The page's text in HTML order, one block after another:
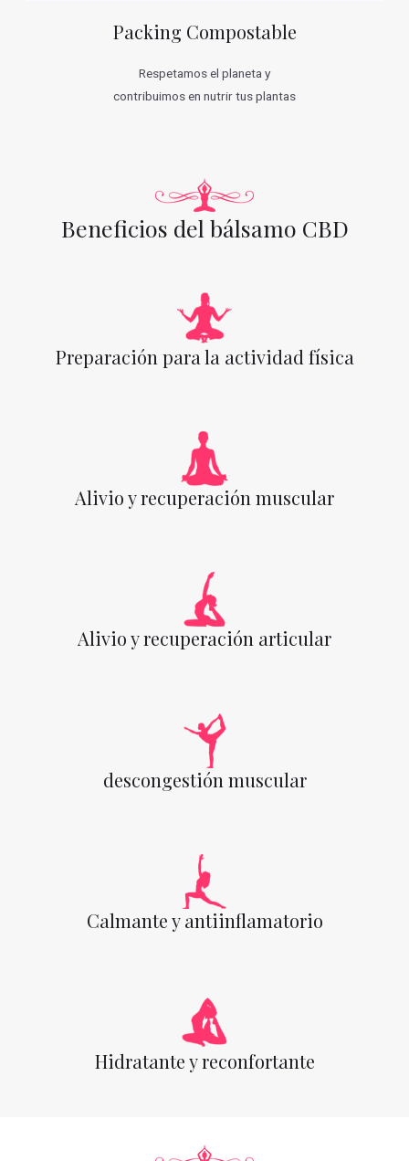
Packing Compostable
Respetamos el planeta y
contribuimos en nutrir tus plantas
Beneficios del bálsamo CBD
Preparación para la actividad física
Alivio y recuperación muscular
Alivio y recuperación articular
descongestión muscular
Calmante y antiinflamatorio
Hidratante y reconfortante